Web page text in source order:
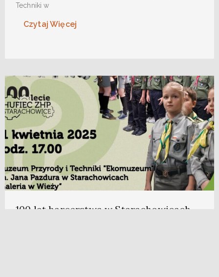
Techniki w
Czytaj Więcej
100 lat harcerstwa w Starachowicach –